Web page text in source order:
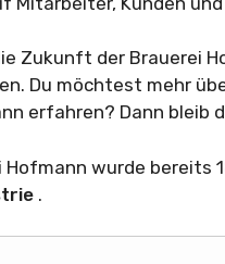
Zukunft der Brauerei
Du möchtest mehr
erfahren? Dann bleib
wurde bereits
.